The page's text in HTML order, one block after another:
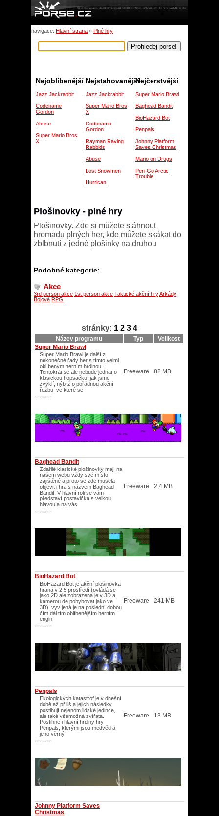
navigace: Hlavní strana » Plné hry
Nejčerstvější
Super Mario Brawl
Baghead Bandit
BioHazard Bot
Penpals
Johnny Platform
Saves Christmas
Mario on Drugs
Pen-Go Arctic
Trouble
Nejstahovanější
Jazz Jackrabbit
Super Mario Bros
X
Codename
Gordon
Rayman Raving
Rabbids
Abuse
Lost Snowmen
Hurrican
Nejoblíbenější
Jazz Jackrabbit
Codename
Gordon
Abuse
Super Mario Bros
X
Plošinovky - plné hry
Plošinovky. Zde si můžete stáhnout
hromadu plných her, kde můžete skákat do
zblbnutí z jedné plošinky na druhou
Podobné kategorie:
Akce
3rd person akce 1st person akce Taktické akční hryArkády
Bojové RPG
stránky: 1 2 3 4
Název programu Typ
Velikost
Super Mario Brawl
Super Mario Brawl je další z
nekonečné řady her s tímto velmi
oblíbeným herním hrdinou.
Tentokrát se ale nebude jednat o
klasickou hopsačku, jak jsme
zvyklí, nýbrž o pořádnou akční
řežbu, ve které se
XP/Vista/XP/
Freeware 82 MB
Baghead Bandit
Zdařilé klasické plošinovky mají na
našem webu vždy své místo
zajištěné a proto se zde musela
objevit i hra s názvem Baghead
Bandit. V hlavní roli se vám
představí postavička s velkou
hlavou a na vás
XP/Vista/XP/
Freeware 2,4 MB
BioHazard Bot
BioHazard Bot je akční plošinovka
hraná v 2.5 prostředí (ovládá se
jako 2D ale zobrazena je v 3D a
kamerou de pohybovat jako ve
3D), vyvíjená je na poslední dobou
čím dál tím oblíbenějším herním
engin
XP/Vista/XP/
Freeware 241 MB
Penpals
Ekologických katastrof je v dnešní
době až příliš a jejich následky
postihují nejenom lidské jedince,
ale také všemožná zvířata.
Postihne i hlavní hrdiny hry
Penpals, kterými jsou medvěd a
jeho věrný
XP/Vista/XP/
Freeware 13 MB
Johnny Platform Saves
Christmas